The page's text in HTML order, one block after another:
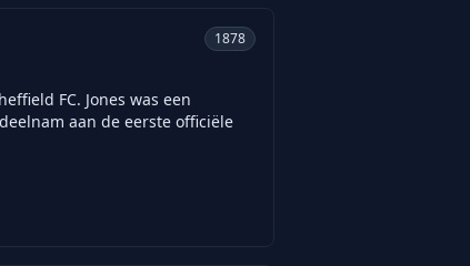
1878
FC. Jones was een
aan de eerste officiële